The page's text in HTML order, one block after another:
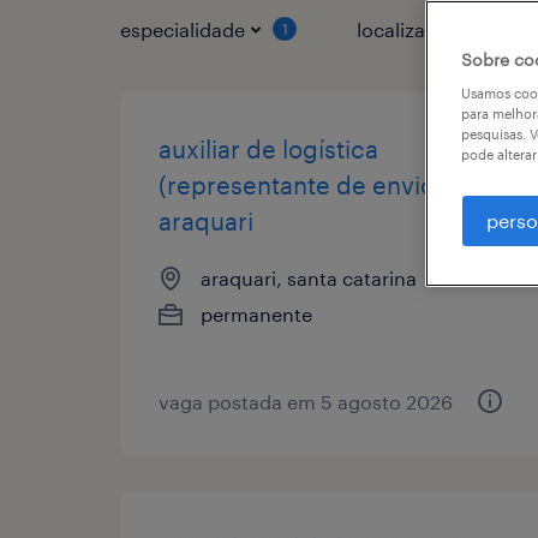
especialidade 1 localização
auxiliar de logística
(representante de envio)
araquari
araquari, santa catarina
permanente
vaga postada em 5 agosto 2026
Sobre
Usamos
para
pesquisas.
pode